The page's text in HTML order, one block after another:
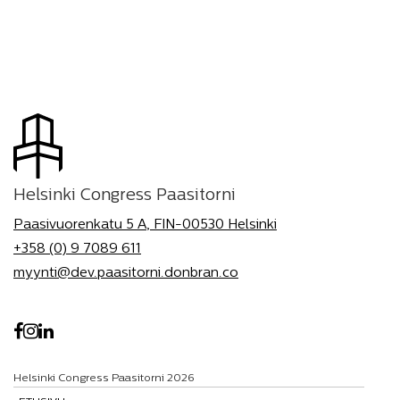
Helsinki Congress Paasitorni
Paasivuorenkatu 5 A, FIN-00530 Helsinki
+358 (0) 9 7089 611
myynti@dev.paasitorni.donbran.co
Helsinki Congress Paasitorni 2026